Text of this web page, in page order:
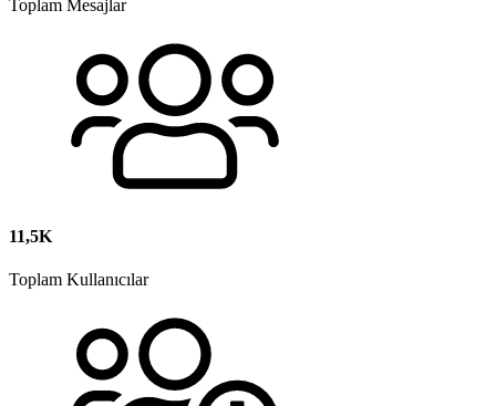
Toplam Mesajlar
11,5K
Toplam Kullanıcılar